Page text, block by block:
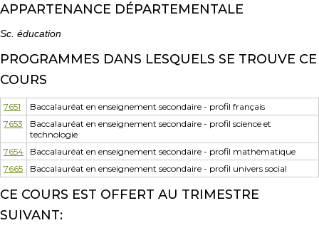
APPARTENANCE DÉPARTEMENTALE
Sc. éducation
PROGRAMMES DANS LESQUELS SE TROUVE CE
COURS
7651
Baccalauréat en enseignement secondaire - profil français
7653
Baccalauréat en enseignement secondaire - profil science et
technologie
7654
Baccalauréat en enseignement secondaire - profil mathématique
7665
Baccalauréat en enseignement secondaire - profil univers social
CE COURS EST OFFERT AU TRIMESTRE
SUIVANT: